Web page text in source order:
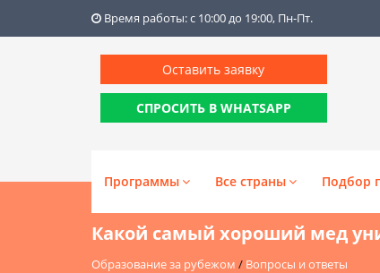
Время работы: с 10:00 до 19:00, Пн-Пт.
Оставить заявку
СПРОСИТЬ В WHATSAPP
Программы Все страны Подбор
Какой самый хороший мед
Образование за рубежом / Вопросы и ответы